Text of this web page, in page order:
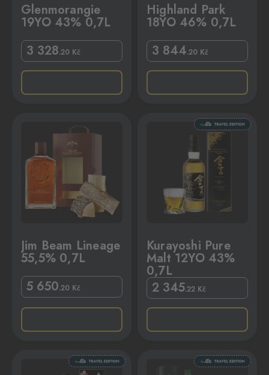
Glenmorangie
19YO 43% 0,7L
3 328.20 Kč
Highland Park
18YO 46% 0,7L
3 844.20 Kč
Jim Beam Lineage
55,5% 0,7L
5 650.20 Kč
Kurayoshi Pure
Malt 12YO 43%
0,7L
2 345.22 Kč
Lagavulin 12YO 56,4% 0,7L